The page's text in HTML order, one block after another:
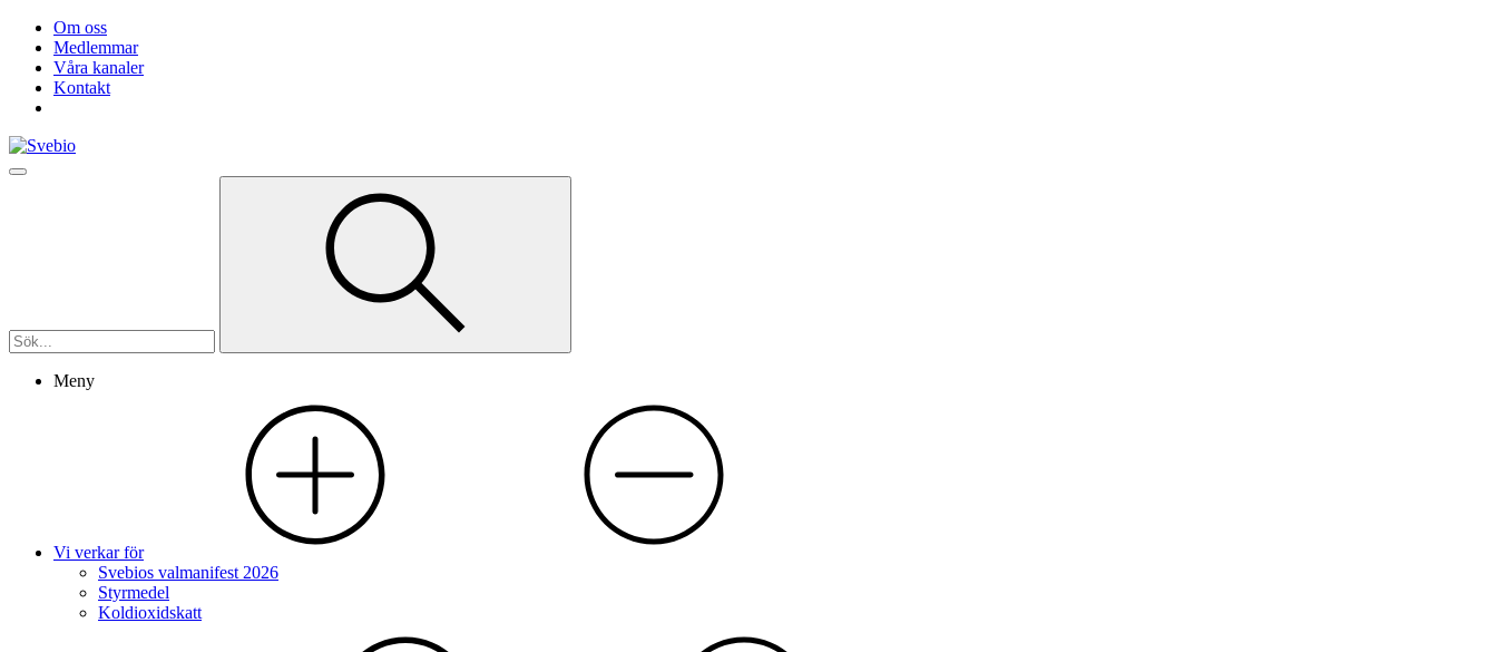
Om oss
Medlemmar
Våra kanaler
Kontakt
Meny
Vi verkar för
Svebios valmanifest 2026
Styrmedel
Koldioxidskatt